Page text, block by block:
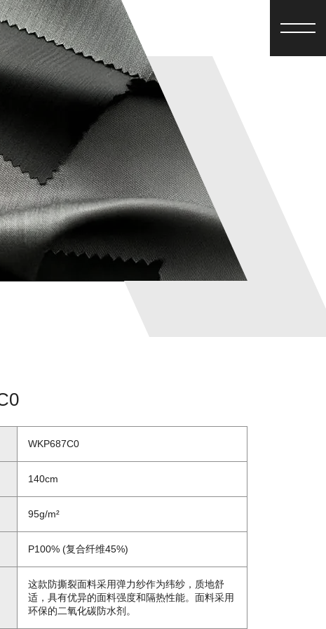
WKP687C0
140cm
95g/m²
P100% (复合纤维45%)
这款防撕裂面料采用弹力纱作为纬纱，质地舒
适，具有优异的面料强度和隔热性能。面料采用
环保的二氧化碳防水剂。